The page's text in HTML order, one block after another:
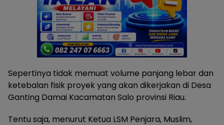
Sepertinya tidak memuat volume panjang lebar dan
ketebalan fisik proyek yang akan dikerjakan di Desa
Ganting Damai Kacamatan Salo provinsi Riau.
Tentu saja, menurut Ketua LSM Penjara, Muslim,